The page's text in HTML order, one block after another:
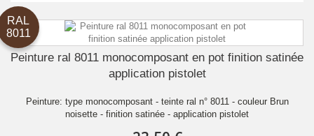
RAL
8011
Peinture ral 8011 monocomposant en pot finition satinée
application pistolet
Peinture: type monocomposant - teinte ral n° 8011 - couleur Brun
noisette - finition satinée - application pistolet